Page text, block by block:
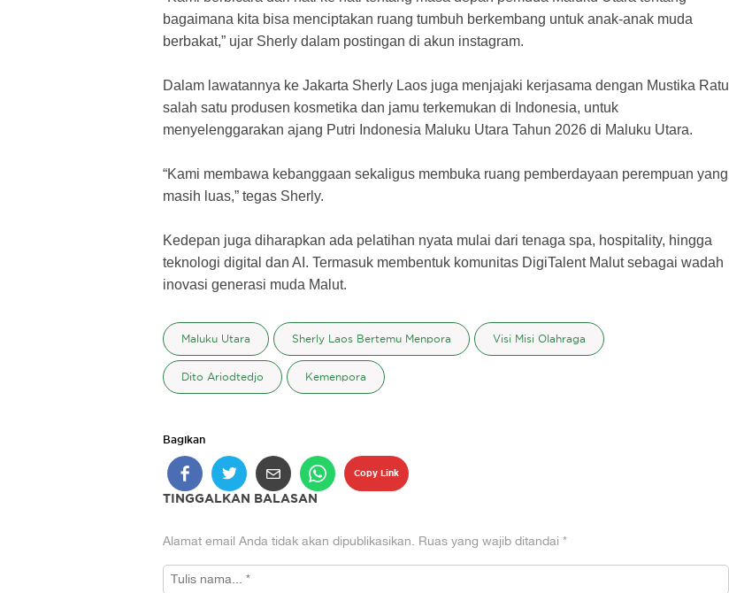
bagaimana kita bisa menciptakan ruang tumbuh berkembang untuk anak-anak muda
berbakat,” ujar Sherly dalam postingan di akun instagram.
Dalam lawatannya ke Jakarta Sherly Laos juga menjajaki kerjasama dengan Mustika Ratu
salah satu produsen kosmetika dan jamu terkemukan di Indonesia, untuk
menyelenggarakan ajang Putri Indonesia Maluku Utara Tahun 2026 di Maluku Utara.
“Kami membawa kebanggaan sekaligus membuka ruang pemberdayaan perempuan yang
masih luas,” tegas Sherly.
Kedepan juga diharapkan ada pelatihan nyata mulai dari tenaga spa, hospitality, hingga
teknologi digital dan AI. Termasuk membentuk komunitas DigiTalent Malut sebagai wadah
inovasi generasi muda Malut.
Maluku Utara Sherly Laos Bertemu Menpora Visi Misi Olahraga
Dito Ariodtedjo Kemenpora
Bagikan
Copy Link
TINGGALKAN BALASAN
Alamat email Anda tidak akan dipublikasikan. Ruas yang wajib ditandai *